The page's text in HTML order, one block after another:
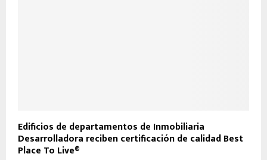
Edificios de departamentos de Inmobiliaria
Desarrolladora reciben certificación de calidad Best
Place To Live®